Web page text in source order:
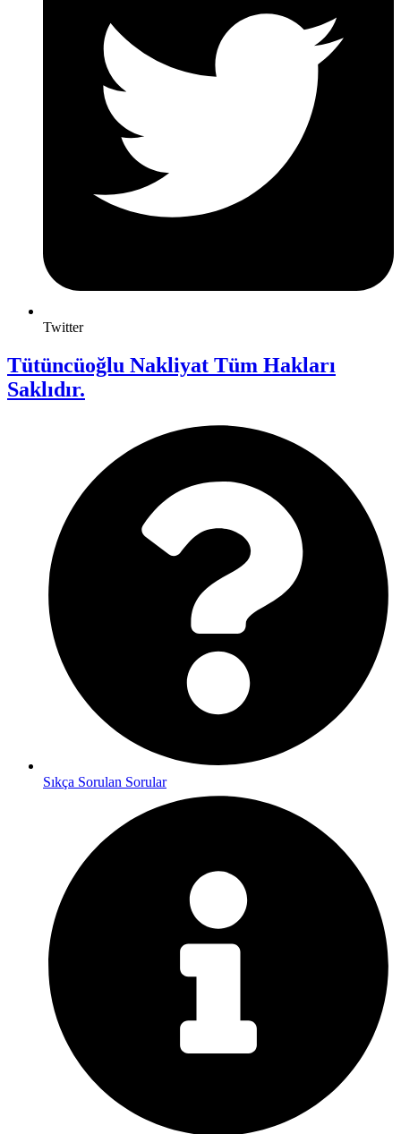
Twitter
Tütüncüoğlu Nakliyat Tüm Hakları
Saklıdır.
Sıkça Sorulan Sorular